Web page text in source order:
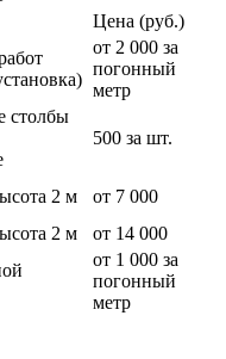
Цена (руб.)
от 2 000 за
погонный
метр
столбы
500 за шт.
2 м
от 7 000
2 м
от 14 000
от 1 000 за
погонный
метр